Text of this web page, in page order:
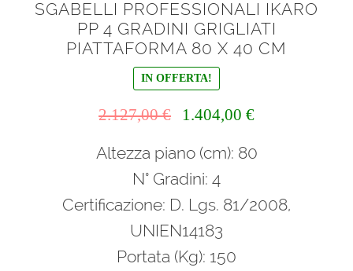
SGABELLI PROFESSIONALI IKARO
PP 4 GRADINI GRIGLIATI
PIATTAFORMA 80 X 40 CM
IN OFFERTA!
2.127,00€
originale
2.127,00 €.
1.404,00 €Il
attuale
Altezza piano (cm): 80
N° Gradini: 4
Certificazione: D. Lgs. 81/2008,
UNIEN14183
Portata (Kg): 150